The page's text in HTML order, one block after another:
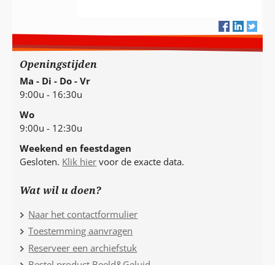
Openingstijden
Ma - Di - Do - Vr
9:00u - 16:30u
Wo
9:00u - 12:30u
Weekend en feestdagen
Gesloten. Klik hier voor de exacte data.
Wat wil u doen?
Naar het contactformulier
Toestemming aanvragen
Reserveer een archiefstuk